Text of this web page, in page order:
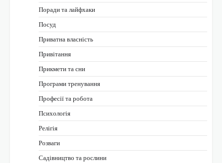
Поради та лайфхаки
Посуд
Приватна власність
Привітання
Прикмети та сни
Програми тренування
Професії та робота
Психологія
Релігія
Розваги
Садівництво та рослини